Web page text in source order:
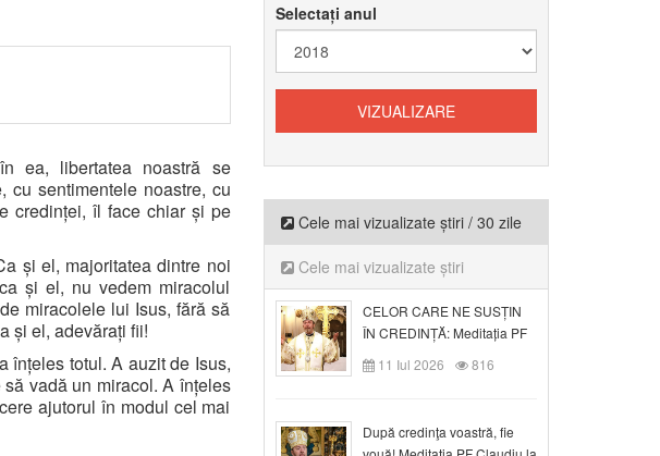
ea, libertatea noastră se
cu sentimentele noastre, cu
credinței, îl face chiar și pe
și el, majoritatea dintre noi
și el, nu vedem miracolul
miracolele lui Isus, fără să
și el, adevărați fii!
înțeles totul. A auzit de Isus,
vadă un miracol. A înțeles
ajutorul în modul cel mai
Selectați anul
Cele mai vizualizate știri / 30 zile
Cele mai vizualizate știri
CELOR CARE NE SUSȚIN
ÎN CREDINȚĂ: Meditația PF
Claudiu la Duminica a VI-a
după Rusalii
11 Iul 2026 816
După credinţa voastră, fie